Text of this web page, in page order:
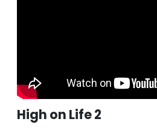
High on Life 2